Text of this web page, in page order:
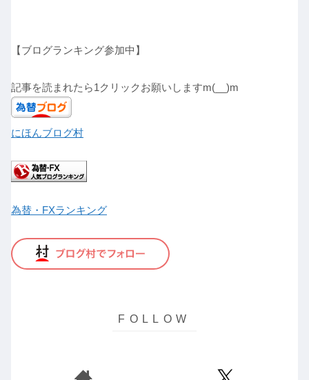
【ブログランキング参加中】
記事を読まれたら1クリックお願いしますm(__)m
にほんブログ村
為替・FXランキング